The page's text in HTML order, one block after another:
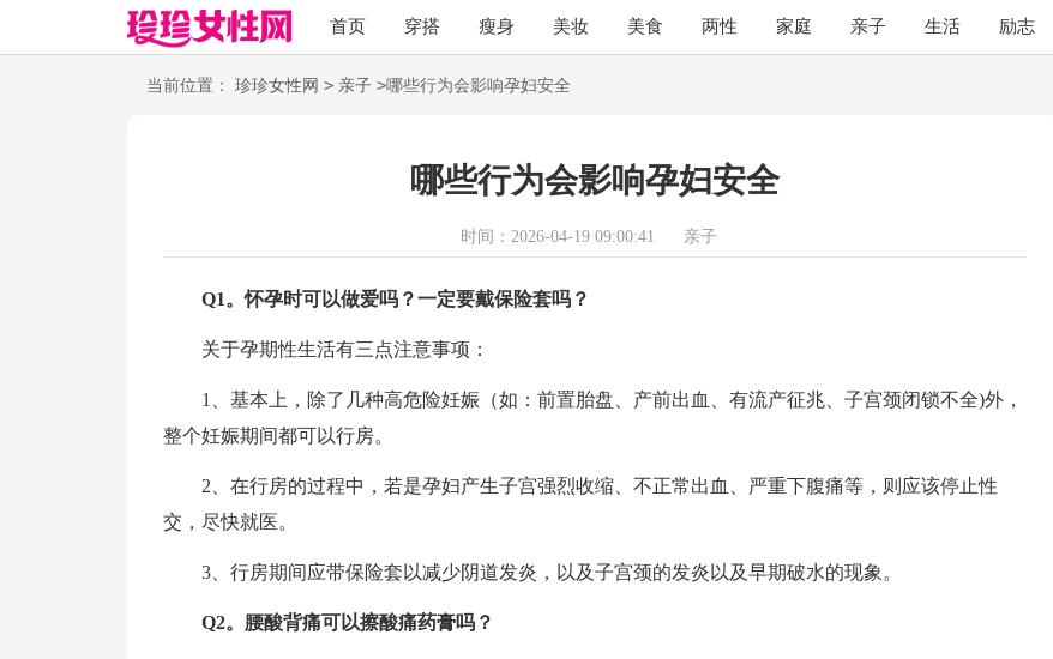
首页 穿搭 瘦身 美妆 美食 两性 家庭 亲子 生活 励志
职场 语录
当前位置： 珍珍女性网 > 亲子 >哪些行为会影响孕妇安全
哪些行为会影响孕妇安全
时间：2026-04-19 09:00:41 亲子
Q1。怀孕时可以做爱吗？一定要戴保险套吗？
关于孕期性生活有三点注意事项：
1、基本上，除了几种高危险妊娠（如：前置胎盘、产前出血、有流产征兆、子宫颈闭锁不全)外，
整个妊娠期间都可以行房。
2、在行房的过程中，若是孕妇产生子宫强烈收缩、不正常出血、严重下腹痛等，则应该停止性
交，尽快就医。
3、行房期间应带保险套以减少阴道发炎，以及子宫颈的发炎以及早期破水的现象。
Q2。腰酸背痛可以擦酸痛药膏吗？